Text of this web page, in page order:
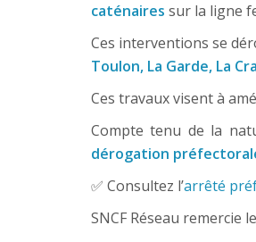
caténaires sur la ligne
Ces interventions se
Toulon, La Garde, La
Ces travaux visent à
Compte tenu de la
dérogation
✅ Consultez l’arrêté
SNCF Réseau